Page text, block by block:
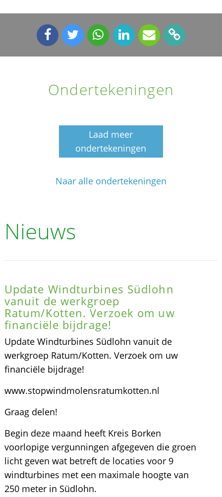
Ondertekeningen
Laad meer
ondertekeningen
Naar alle ondertekeningen
Nieuws
Update Windturbines Südlohn
vanuit de werkgroep
Ratum/Kotten. Verzoek om uw
financiële bijdrage!
Update Windturbines Südlohn vanuit de
werkgroep Ratum/Kotten. Verzoek om uw
financiële bijdrage!
www.stopwindmolensratumkotten.nl
Graag delen!
Begin deze maand heeft Kreis Borken
voorlopige vergunningen afgegeven die groen
licht geven wat betreft de locaties voor 9
windturbines met een maximale hoogte van
250 meter in Südlohn.